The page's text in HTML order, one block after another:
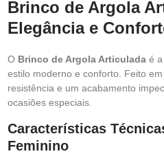
Brinco de Argola
Elegância e
O Brinco de Argola Articulada é
estilo moderno e conforto. Feito
resistência e um acabamento
ocasiões especiais.
Características
Feminino